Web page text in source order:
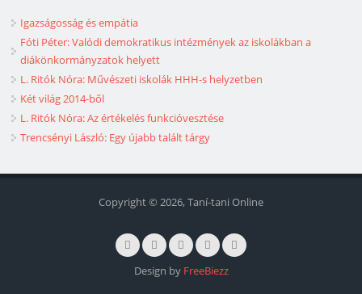
Igazságosság és empátia
Fóti Péter: Valódi demokratikus intézmények az iskolákban a
diákönkormányzatok helyett
L. Ritók Nóra: Művészeti iskolák HHH-s helyzetben
Két világ 2014-ből
L. Ritók Nóra: Az értékelés funkcióvesztése
Trencsényi László: Egy újabb talált tárgy
Copyright © 2026, Taní-tani Online
Design by FreeBiezz